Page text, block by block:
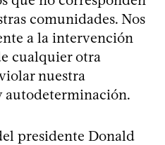
comunidades. Nos
a la intervención
cualquier otra
nuestra
autodeterminación.
presidente Donald